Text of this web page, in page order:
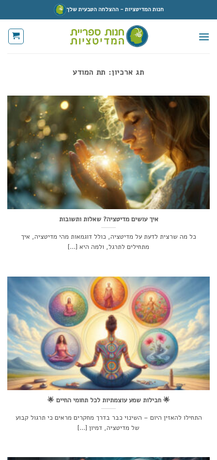
to
חנות המדיטציות - ההצלחה הטבעית שלך
תג ארכיון: תת המודע
איך עושים מדיטציה? שאלות ותשובות
כל מה שרצית לדעת על מדיטציה, כולל דוגמאות מהי מדיטציה, איך
מתחילים לתרגל, ולמה היא [...]
🌟 חבילות שמע עוצמתיות לכל תחומי החיים 🌟
התחילו להאזין היום – השינוי כבר בדרך מחקרים מראים כי תרגול קבוע
של מדיטציה, דמיון [...]